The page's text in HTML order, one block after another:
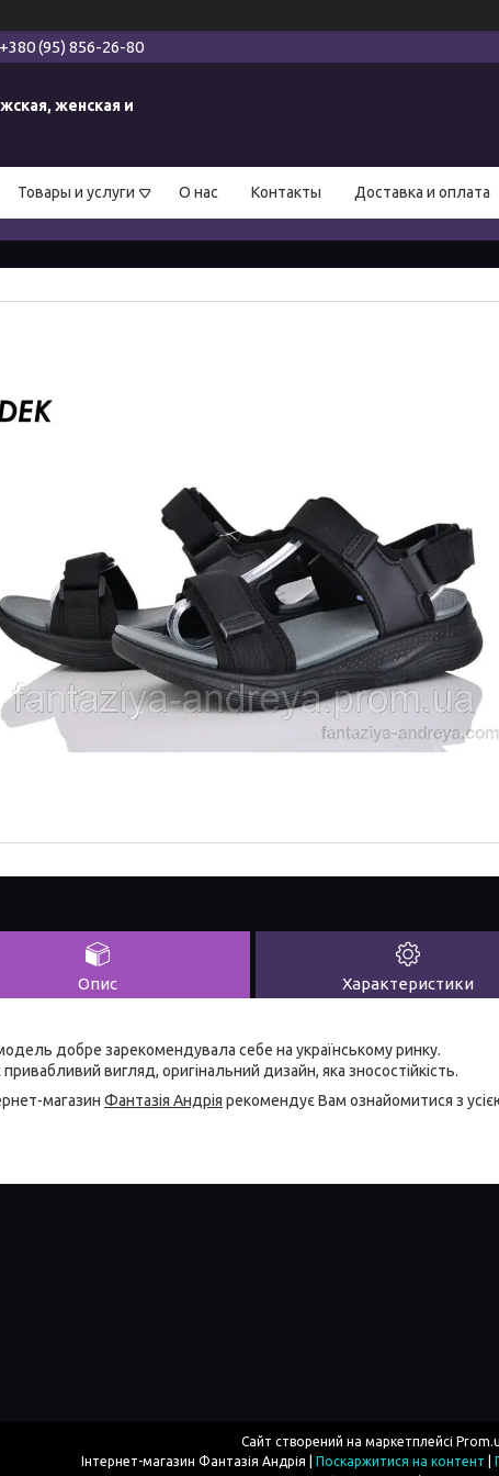
+380 (95) 856-26-80
женская и
Товары и услуги О нас Контакты Доставка и оплата
Опис Характеристики
добре зарекомендувала себе на українському ринку.
вигляд, оригінальний дизайн, яка зносостійкість.
магазин Фантазія Андрія рекомендує Вам ознайомитися з
Сайт створений на маркетплейсі
Поскаржитися на контент